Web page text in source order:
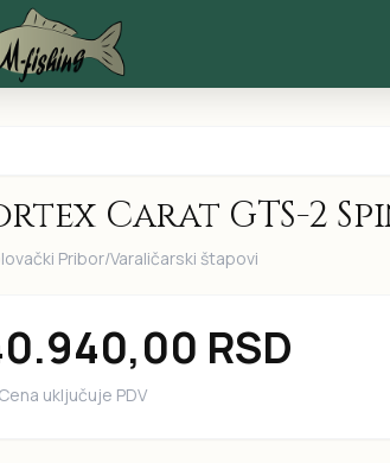
Carat GTS-2
Pribor/Varaličarski štapovi
RSD
Cena uključuje PDV